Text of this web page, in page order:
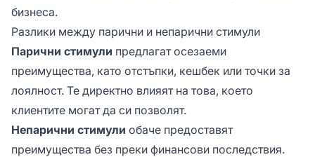
бизнеса.
Разлики между парични и непарични стимули
Парични стимули предлагат осезаеми
преимущества, като отстъпки, кешбек или точки за
лоялност. Те директно влияят на това, което
клиентите могат да си позволят.
Непарични стимули обаче предоставят
преимущества без преки финансови последствия.